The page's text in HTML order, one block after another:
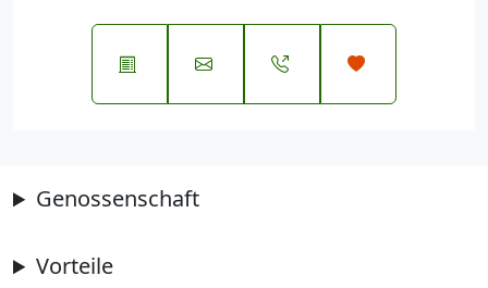
Genossenschaft
Vorteile